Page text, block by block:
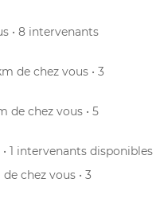
• 8 intervenants
de chez vous • 3
de chez vous • 5
• 1 intervenants disponibles
de chez vous • 3